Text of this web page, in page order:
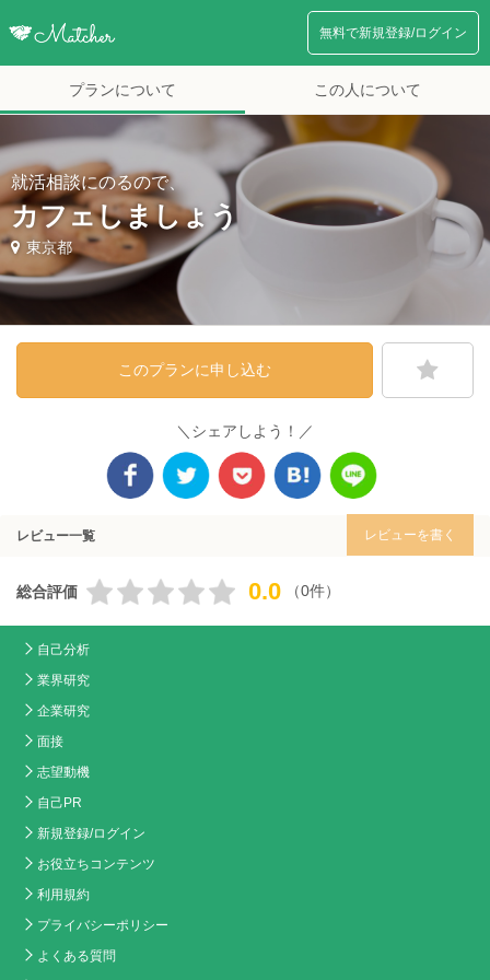
無料で新規登録/ログイン
プランについて この人について
就活相談にのるので、
カフェしましょう
東京都
このプランに申し込む
＼シェアしよう！／
レビュー一覧 レビューを書く
総合評価 0.0 （0件）
自己分析
業界研究
企業研究
面接
志望動機
自己PR
新規登録/ログイン
お役立ちコンテンツ
利用規約
プライバシーポリシー
よくある質問